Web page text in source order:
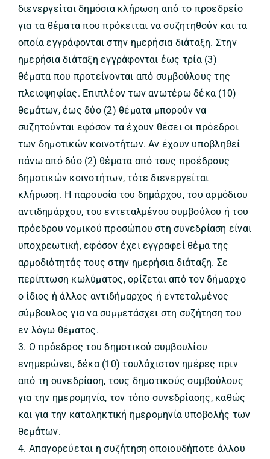
διενεργείται δημόσια κλήρωση από το προεδρείο
για τα θέματα που πρόκειται να συζητηθούν και τα
οποία εγγράφονται στην ημερήσια διάταξη. Στην
ημερήσια διάταξη εγγράφονται έως τρία (3)
θέματα που προτείνονται από συμβούλους της
πλειοψηφίας. Επιπλέον των ανωτέρω δέκα (10)
θεμάτων, έως δύο (2) θέματα μπορούν να
συζητούνται εφόσον τα έχουν θέσει οι πρόεδροι
των δημοτικών κοινοτήτων. Αν έχουν υποβληθεί
πάνω από δύο (2) θέματα από τους προέδρους
δημοτικών κοινοτήτων, τότε διενεργείται
κλήρωση. Η παρουσία του δημάρχου, του αρμόδιου
αντιδημάρχου, του εντεταλμένου συμβούλου ή του
πρόεδρου νομικού προσώπου στη συνεδρίαση είναι
υποχρεωτική, εφόσον έχει εγγραφεί θέμα της
αρμοδιότητάς τους στην ημερήσια διάταξη. Σε
περίπτωση κωλύματος, ορίζεται από τον δήμαρχο
ο ίδιος ή άλλος αντιδήμαρχος ή εντεταλμένος
σύμβουλος για να συμμετάσχει στη συζήτηση του
εν λόγω θέματος.
3. Ο πρόεδρος του δημοτικού συμβουλίου
ενημερώνει, δέκα (10) τουλάχιστον ημέρες πριν
από τη συνεδρίαση, τους δημοτικούς συμβούλους
για την ημερομηνία, τον τόπο συνεδρίασης, καθώς
και για την καταληκτική ημερομηνία υποβολής των
θεμάτων.
4. Απαγορεύεται η συζήτηση οποιουδήποτε άλλου